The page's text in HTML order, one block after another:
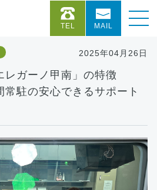
TEL MAIL
2025年04月26日
レガーノ甲南」の特徴
常駐の安心できるサポート